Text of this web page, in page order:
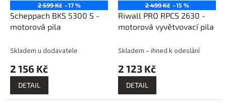
2 599 Kč –17 %
Scheppach BKS 5300 S -
motorová pila
Skladem u dodavatele
2 156 Kč
DETAIL
2 499 Kč –15 %
Riwall PRO RPCS 2630 -
motorová vyvětvovací pila
Skladem – ihned k odeslání
2 123 Kč
DETAIL